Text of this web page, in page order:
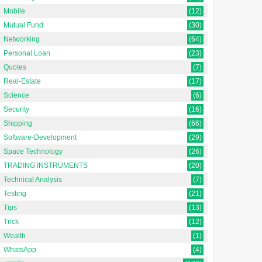
Mobile
(12)
Mutual Fund
(30)
Networking
(64)
Personal Loan
(23)
Quotes
(7)
Real-Estate
(17)
Science
(6)
Security
(16)
Shipping
(66)
Software-Development
(29)
Space Technology
(26)
TRADING INSTRUMENTS
(20)
Technical Analysis
(7)
Testing
(21)
Tips
(13)
Trick
(12)
Wealth
(1)
WhatsApp
(4)